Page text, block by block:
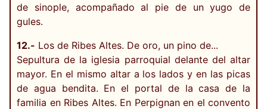
de sinople, acompañado al pie de un yugo de
gules.
12.- Los de Ribes Altes. De oro, un pino de...
Sepultura de la iglesia parroquial delante del altar
mayor. En el mismo altar a los lados y en las picas
de agua bendita. En el portal de la casa de la
familia en Ribes Altes. En Perpignan en el convento